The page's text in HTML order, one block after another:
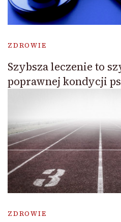
ZDROWIE
Szybsza leczenie to
poprawnej kondycji
ZDROWIE